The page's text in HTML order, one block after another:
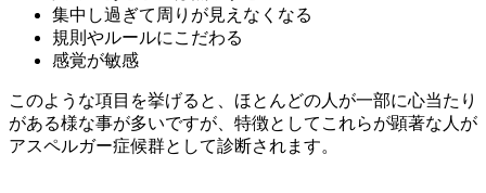
集中し過ぎて周りが見えなくなる
規則やルールにこだわる
感覚が敏感
このような項目を挙げると、ほとんどの人が一部に心当たり
がある様な事が多いですが、特徴としてこれらが顕著な人が
アスペルガー症候群として診断されます。